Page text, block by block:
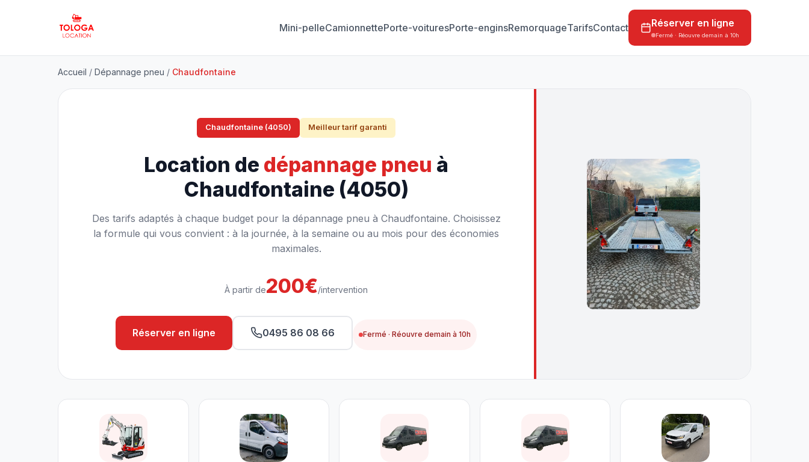
Mini-pelleCamionnettePorte-voituresPorte-enginsRemorquageTarifsContact Réserver en ligne
Fermé · Réouvre demain à 10h
Accueil / Dépannage pneu / Chaudfontaine
Chaudfontaine (4050) Meilleur tarif garanti
Location de dépannage pneu à
Chaudfontaine (4050)
Des tarifs adaptés à chaque budget pour la dépannage pneu à Chaudfontaine. Choisissez
la formule qui vous convient : à la journée, à la semaine ou au mois pour des économies
maximales.
À partir de200€/intervention
Réserver en ligne 0495 86 08 66 Fermé · Réouvre demain à 10h